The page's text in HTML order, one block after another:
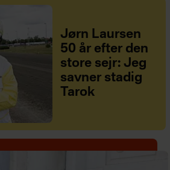
Jørn Laursen
50 år efter den
store sejr: Jeg
savner stadig
Tarok